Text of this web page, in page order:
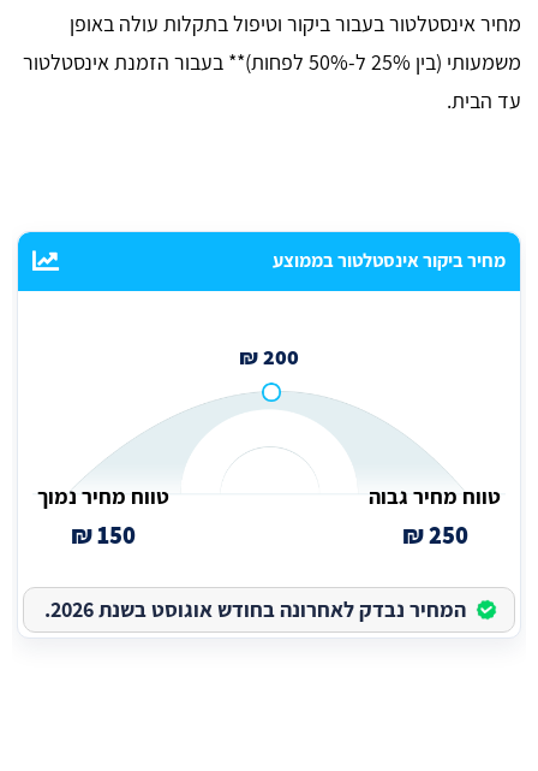
מחיר אינסטלטור בעבור ביקור וטיפול בתקלות עולה באופן
משמעותי (בין 25% ל-50% לפחות)** בעבור הזמנת אינסטלטור
עד הבית.
מחיר ביקור אינסטלטור בממוצע
200 ₪
טווח מחיר גבוה
250 ₪
טווח מחיר נמוך
150 ₪
המחיר נבדק לאחרונה בחודש אוגוסט בשנת 2026.